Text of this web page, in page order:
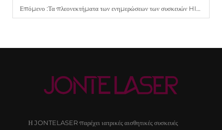
Επόμενο :Τα πλεονεκτήματα των ενημερώσεων των συσκευών HIFU 7D και 9D για τη διαμόρφωση ολόκληρου του σώματος.
Η JONTELASER παρέχει ιατρικές αισθητικές συσκευές